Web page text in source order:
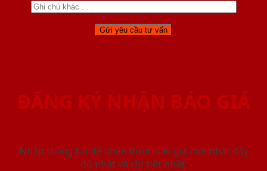
ĐĂNG KÝ NHẬN BÁO GIÁ
Nhập thông tin để nhận được báo giá mới nhât đầy
đủ nhất và chi tiết nhất.